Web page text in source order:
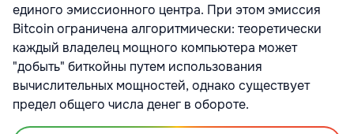
единого эмиссионного центра. При этом эмиссия
Bitcoin ограничена алгоритмически: теоретически
каждый владелец мощного компьютера может
"добыть" биткойны путем использования
вычислительных мощностей, однако существует
предел общего числа денег в обороте.